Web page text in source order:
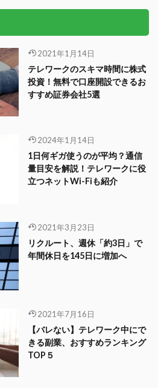
2021年1月14日
テレワークのスキマ時間に株式
投資！無料で口座開設できるお
すすめ証券会社5選
2024年1月14日
1日何ギガ使うのが平均？通信
量目安を解説！テレワークに役
立つネットWi-Fiも紹介
2021年3月23日
リクルート、週休「約3日」で
年間休日を145日に増加へ
2021年7月16日
【バレない】テレワーク中にで
きる副業、おすすめランキング
TOP５